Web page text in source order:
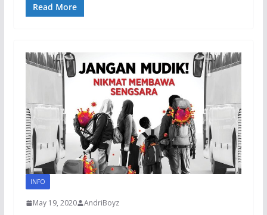
Read More
INFO
May 19, 2020 AndriBoyz